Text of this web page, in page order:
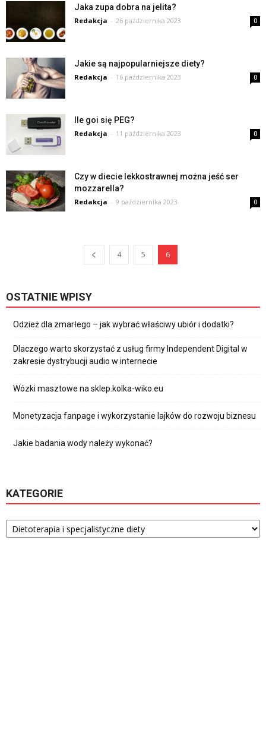
Jaka zupa dobra na jelita?
Redakcja - 26 października 2023 0
Jakie są najpopularniejsze diety?
Redakcja - 16 października 2023 0
Ile goi się PEG?
Redakcja - 11 października 2023 0
Czy w diecie lekkostrawnej można jeść ser
mozzarella?
Redakcja - 9 października 2023 0
4 5 6
OSTATNIE WPISY
Odzież dla zmarłego – jak wybrać właściwy ubiór i dodatki?
Dlaczego warto skorzystać z usług firmy Independent Digital w
zakresie dystrybucji audio w internecie
Wózki masztowe na sklep.kolka-wiko.eu
Monetyzacja fanpage i wykorzystanie lajków do rozwoju biznesu
Jakie badania wody należy wykonać?
KATEGORIE
Kategorie